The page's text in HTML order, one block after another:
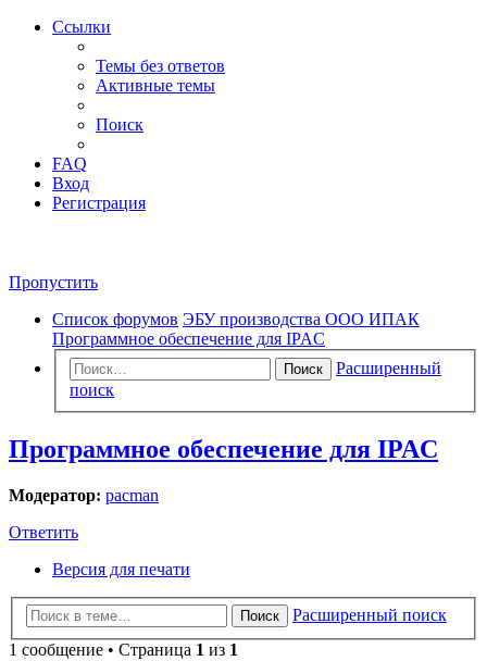
Ссылки
Темы без ответов
Активные темы
Поиск
FAQ
Вход
Регистрация
Пропустить
Список форумов ЭБУ производства ООО ИПАК
Программное обеспечение для IPAC
Поиск
Расширенный
поиск
Программное обеспечение для IPAC
Модератор: pacman
Ответить
Версия для печати
Поиск
Расширенный поиск
1 сообщение • Страница 1 из 1